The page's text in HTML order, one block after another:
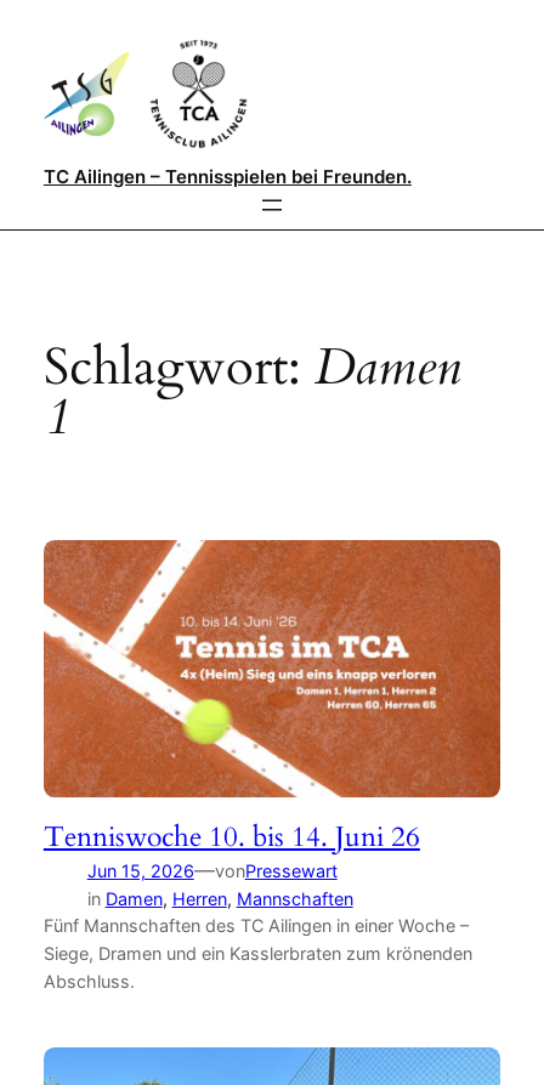
wechseln
TC Ailingen – Tennisspielen bei Freunden.
Schlagwort: Damen
1
Tenniswoche 10. bis 14. Juni 26
Jun 15, 2026—vonPressewart
in Damen, Herren, Mannschaften
Fünf Mannschaften des TC Ailingen in einer Woche –
Siege, Dramen und ein Kasslerbraten zum krönenden
Abschluss.